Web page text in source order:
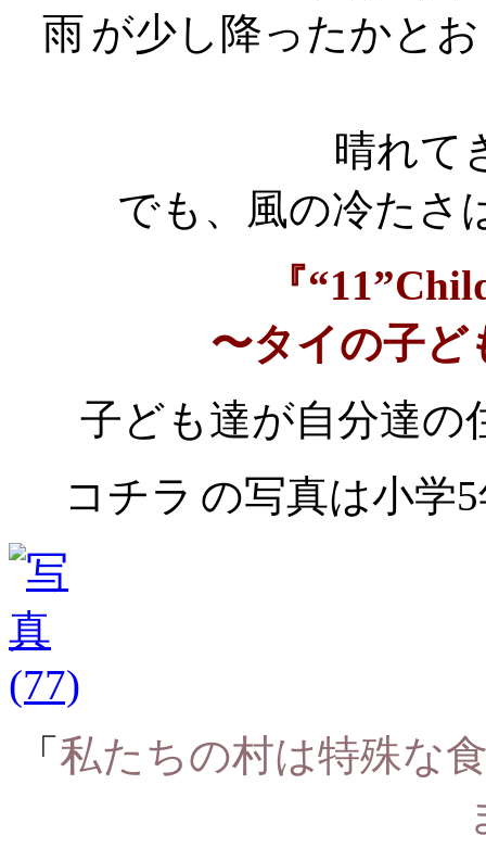
雨 が少し降ったかと
晴れて
でも、風の冷たさ
『
〜タイの子ど
子ども達が自分達の
コチラ の写真は小学
「 私たちの村は特殊な